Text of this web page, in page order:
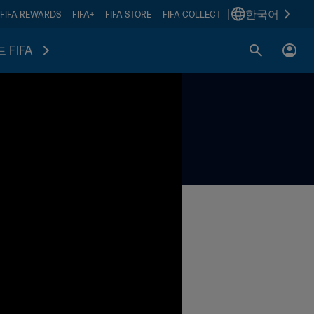
FIFA REWARDS FIFA+ FIFA STORE FIFA COLLECT 한국어
FIFA